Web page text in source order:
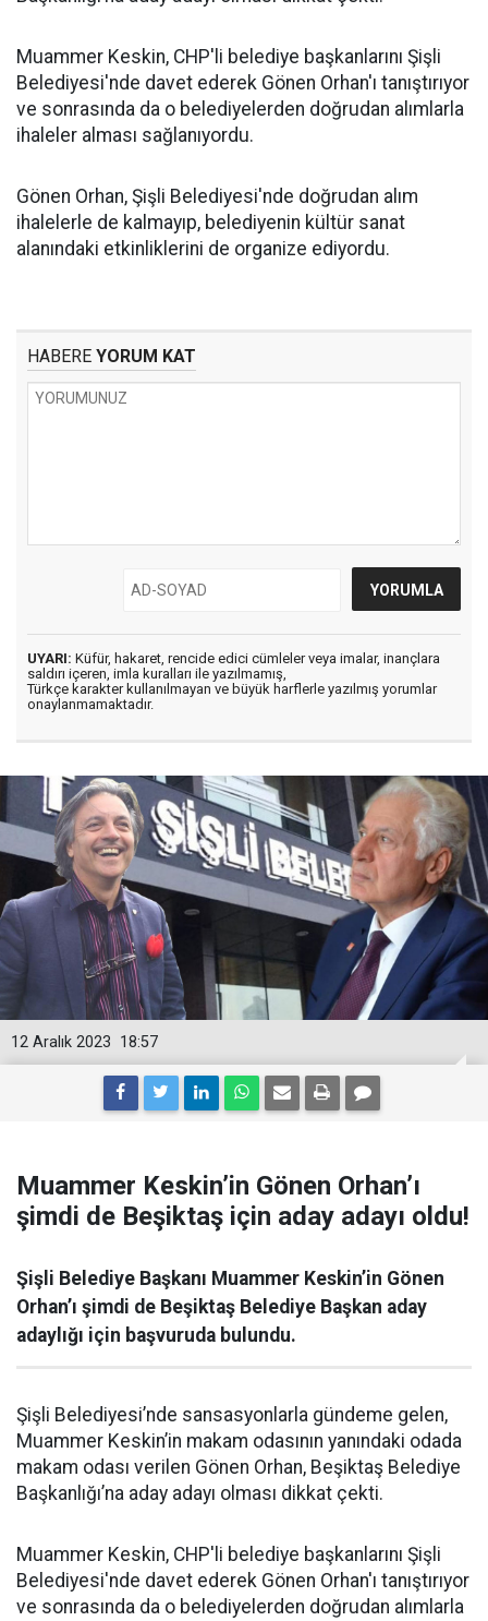
Muammer Keskin, CHP'li belediye başkanlarını Şişli
Belediyesi'nde davet ederek Gönen Orhan'ı tanıştırıyor
ve sonrasında da o belediyelerden doğrudan alımlarla
ihaleler alması sağlanıyordu.
Gönen Orhan, Şişli Belediyesi'nde doğrudan alım
ihalelerle de kalmayıp, belediyenin kültür sanat
alanındaki etkinliklerini de organize ediyordu.
HABERE YORUM KAT
UYARI: Küfür, hakaret, rencide edici cümleler veya imalar, inançlara
saldırı içeren, imla kuralları ile yazılmamış,
Türkçe karakter kullanılmayan ve büyük harflerle yazılmış yorumlar
onaylanmamaktadır.
18:57
12 Aralık 2023
Muammer Keskin’in Gönen Orhan’ı
şimdi de Beşiktaş için aday adayı oldu!
Şişli Belediye Başkanı Muammer Keskin’in Gönen
Orhan’ı şimdi de Beşiktaş Belediye Başkan aday
adaylığı için başvuruda bulundu.
Şişli Belediyesi’nde sansasyonlarla gündeme gelen,
Muammer Keskin’in makam odasının yanındaki odada
makam odası verilen Gönen Orhan, Beşiktaş Belediye
Başkanlığı’na aday adayı olması dikkat çekti.
Muammer Keskin, CHP'li belediye başkanlarını Şişli
Belediyesi'nde davet ederek Gönen Orhan'ı tanıştırıyor
ve sonrasında da o belediyelerden doğrudan alımlarla